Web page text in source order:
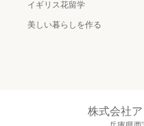
イギリス花留学
美しい暮らしを作る
株式会社